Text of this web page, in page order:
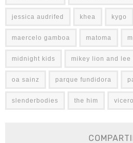
jessica audrifed khea kygo
maercelo gamboa matoma
midnight kids mikey lion and lee
oa sainz parque fundidora
slenderbodies the him